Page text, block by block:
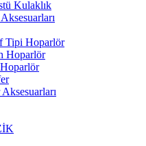
Kulaklık
Tipi Hoparlör
Hoparlör